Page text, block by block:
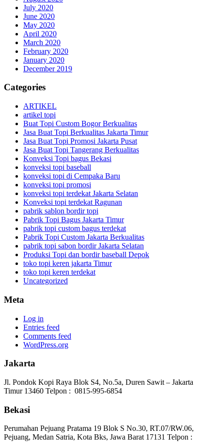
July 2020
June 2020
May 2020
April 2020
March 2020
February 2020
January 2020
December 2019
Categories
ARTIKEL
artikel topi
Buat Topi Custom Bogor Berkualitas
Jasa Buat Topi Berkualitas Jakarta Timur
Jasa Buat Topi Promosi Jakarta Pusat
Jasa Buat Topi Tangerang Berkualitas
Konveksi Topi bagus Bekasi
konveksi topi baseball
konveksi topi di Cempaka Baru
konveksi topi promosi
konveksi topi terdekat Jakarta Selatan
Konveksi topi terdekat Ragunan
pabrik sablon bordir topi
Pabrik Topi Bagus Jakarta Timur
pabrik topi custom bagus terdekat
Pabrik Topi Custom Jakarta Berkualitas
pabrik topi sabon bordir Jakarta Selatan
Produksi Topi dan bordir baseball Depok
toko topi keren jakarta Timur
toko topi keren terdekat
Uncategorized
Meta
Log in
Entries feed
Comments feed
WordPress.org
Jakarta
Jl. Pondok Kopi Raya Blok S4, No.5a, Duren Sawit – Jakarta
Timur 13460 Telpon : 0815-995-6854
Bekasi
Perumahan Pejuang Pratama 19 Blok S No.30, RT.07/RW.06,
Pejuang, Medan Satria, Kota Bks, Jawa Barat 17131 Telpon :